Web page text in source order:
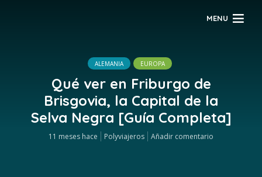
MENU
ALEMANIA EUROPA
Qué ver en Friburgo de
Brisgovia, la Capital de la
Selva Negra [Guía Completa]
11 meses hace Polyviajeros Añadir comentario